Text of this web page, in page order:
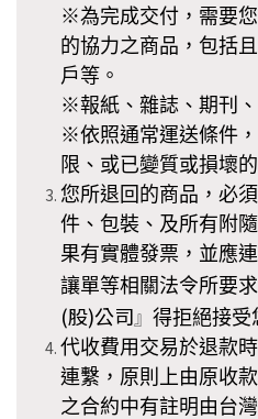
※為完成交付，需要
的協力之商品，包括
戶等。
※報紙、雜誌、期刊
※依照通常運送條件
限、或已變質或損壞
您所退回的商品，必
件、包裝、及所有附
果有實體發票，並應
讓單等相關法令所要
(股)公司 』 得拒絕接受
代收費用交易於退款
連繫，原則上由原收
之合約中有註明由 台灣